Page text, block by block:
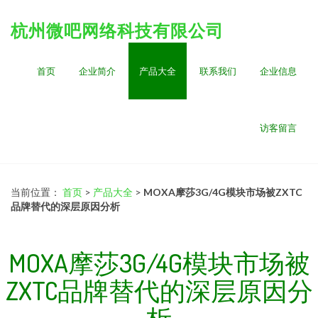
杭州微吧网络科技有限公司
首页 企业简介 产品大全 联系我们 企业信息
访客留言
当前位置： 首页 > 产品大全 > MOXA摩莎3G/4G模块市场被ZXTC
品牌替代的深层原因分析
MOXA摩莎3G/4G模块市场被
ZXTC品牌替代的深层原因分